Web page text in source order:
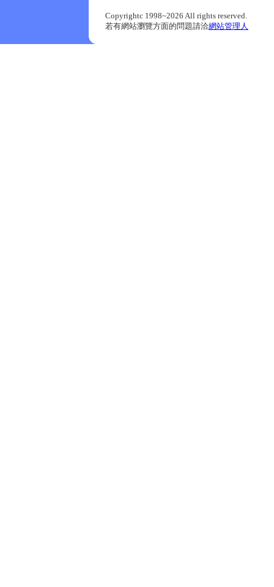
Copyrightc 1998~2026 All rights reserved.
若有網站瀏覽方面的問題請洽網站管理人